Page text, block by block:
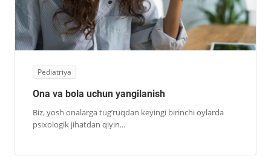
Pediatriya
Biz, yosh onalarga tug’ruqdan keyingi birinchi oylarda
psixologik jihatdan qiyin...
Ona va bola uchun yangilanish